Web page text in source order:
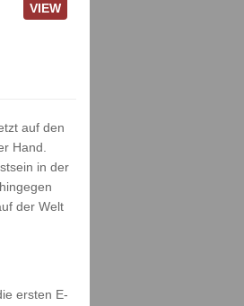
VIEW
auf den
Hand.
in der
der Welt
ersten E-